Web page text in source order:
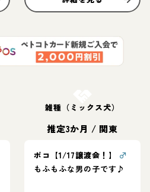
雑種（ミックス犬）
推定3か月 / 関東
ポコ【1/17譲渡会！】
♂
もふもふな男の子です♪